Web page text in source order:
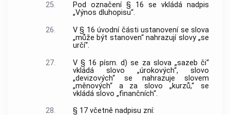
25.
Pod označení § 16 se vkládá nadpis
„Výnos dluhopisu“.
26.
V § 16 úvodní části ustanovení se slova
„může být stanoven“ nahrazují slovy „se
určí“.
27.
V § 16 písm. d) se za slova „sazeb či“
vkládá slovo „úrokových“, slovo
„devizových“ se nahrazuje slovem
„měnových“ a za slovo „kurzů,“ se
vkládá slovo „finančních“.
28.
§ 17 včetně nadpisu zní: